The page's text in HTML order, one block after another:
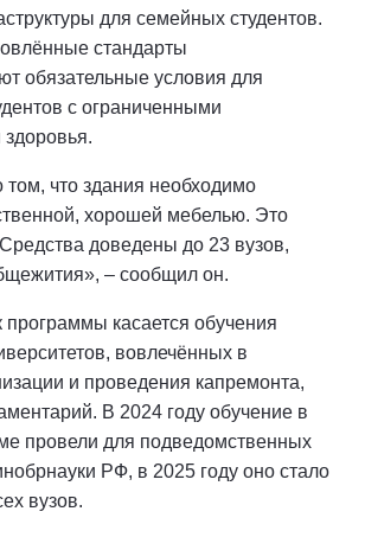
для семейных студентов.
стандарты
обязательные условия для
с ограниченными
что здания необходимо
хорошей мебелью. Это
доведены до 23 вузов,
– сообщил он.
программы касается обучения
вовлечённых в
и проведения капремонта,
В 2024 году обучение в
провели для подведомственных
РФ, в 2025 году оно стало
вузов.